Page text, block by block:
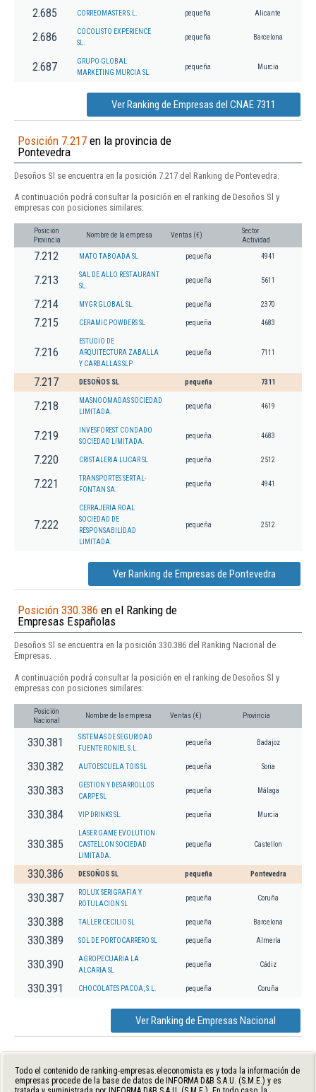
2.685 CORREOMASTER S.L. pequeña Alicante
2.686
COCOLISTO EXPERIENCE
SL.
pequeña Barcelona
2.687
GRUPO GLOBAL
MARKETING MURCIA SL.
pequeña Murcia
Ver Ranking de Empresas del CNAE 7311
Posición 7.217 en la provincia de
Pontevedra
Desoños Sl se encuentra en la posición 7.217 del Ranking de Pontevedra.
A continuación podrá consultar la posición en el ranking de Desoños Sl y
empresas con posiciones similares:
Posición
Provincia
Nombre de la empresa Ventas (€)
Sector
Actividad
7.212 MATO TABOADA SL pequeña 4941
7.213
SAL DE ALLO RESTAURANT
SL.
pequeña 5611
7.214 MYGR GLOBAL SL. pequeña 2370
7.215 CERAMIC POWDERS SL pequeña 4683
7.216
ESTUDIO DE
ARQUITECTURA ZABALLA
Y CARBALLAS SLP
pequeña 7111
7.217 DESOÑOS SL pequeña 7311
7.218
MASNOOMADAS SOCIEDAD
LIMITADA.
pequeña 4619
7.219
INVESFOREST CONDADO
SOCIEDAD LIMITADA.
pequeña 4683
7.220 CRISTALERIA LUCAR SL pequeña 2512
7.221
TRANSPORTES SERTAL-
FONTAN SA.
pequeña 4941
7.222
CERRAJERIA ROAL
SOCIEDAD DE
RESPONSABILIDAD
LIMITADA.
pequeña 2512
Ver Ranking de Empresas de Pontevedra
Posición 330.386 en el Ranking de
Empresas Españolas
Desoños Sl se encuentra en la posición 330.386 del Ranking Nacional de
Empresas.
A continuación podrá consultar la posición en el ranking de Desoños Sl y
empresas con posiciones similares:
Posición
Nacional
Nombre de la empresa Ventas (€) Provincia
330.381
SISTEMAS DE SEGURIDAD
FUENTE RONIEL S.L.
pequeña Badajoz
330.382 AUTOESCUELA TOIS SL pequeña Soria
330.383
GESTION Y DESARROLLOS
CARPE SL
pequeña Málaga
330.384 VIP DRINKS SL. pequeña Murcia
330.385
LASER GAME EVOLUTION
CASTELLON SOCIEDAD
LIMITADA.
pequeña Castellon
330.386 DESOÑOS SL pequeña Pontevedra
330.387
ROLUX SERIGRAFIA Y
ROTULACION SL
pequeña Coruña
330.388 TALLER CECILIO SL pequeña Barcelona
330.389 SOL DE PORTOCARRERO SL pequeña Almería
330.390
AGROPECUARIA LA
ALCARIA SL
pequeña Cádiz
330.391 CHOCOLATES PACOA, S.L. pequeña Coruña
Ver Ranking de Empresas Nacional
Todo el contenido de ranking-empresas.eleconomista.es y toda la información de
empresas procede de la base de datos de INFORMA D&B S.A.U. (S.M.E.) y es